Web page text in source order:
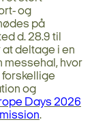
og
på
d. 28.9 til
deltage i en
hvor
og
Days 2026
.